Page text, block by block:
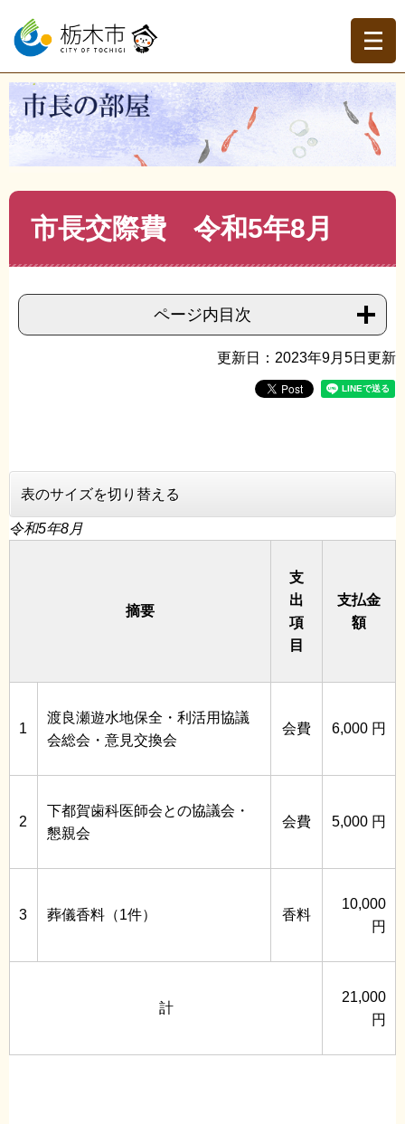
ー
の
頭
で
ニ
ー
飛
ば
本
現在地
トップページ >市長の部屋 >市長交際費 >市長交際費
（令和５年度）>>市長交際費 令和5年8月
市長交際費 令和5年8月
ページ内目次
更新日：2023年9月5日更新
表のサイズを切り替える
令和5年8月
摘要
支
出
項
目
支払金
額
1
渡良瀬遊水地保全・利活用協議
会総会・意見交換会
会費 6,000 円
2
下都賀歯科医師会との協議会・
懇親会
会費 5,000 円
3 葬儀香料（1件） 香料
10,000
円
計
21,000
円